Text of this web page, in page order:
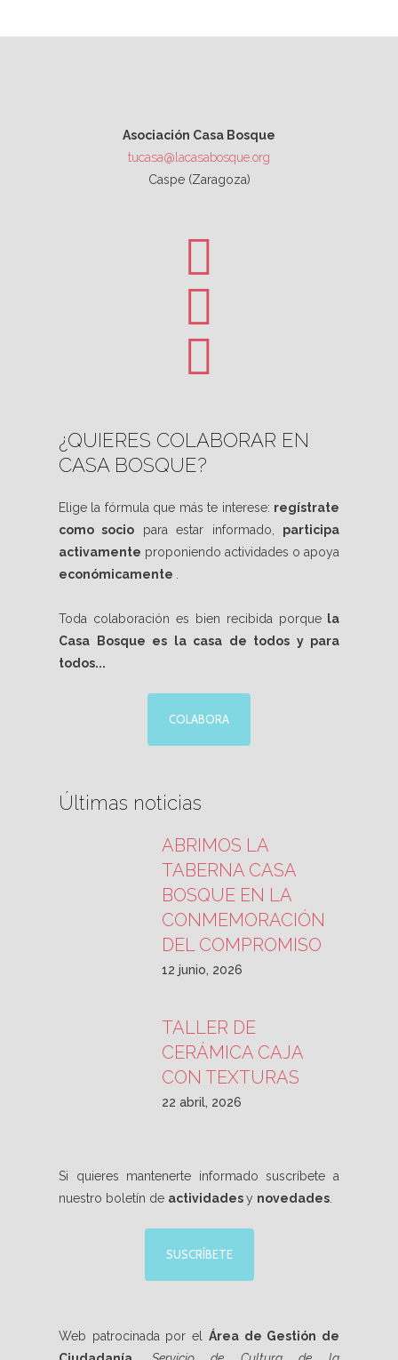
Asociación Casa Bosque
tucasa@lacasabosque.org
Caspe (Zaragoza)
¿QUIERES COLABORAR EN
CASA BOSQUE?
Elige la fórmula que más te interese: regístrate
como socio para estar informado, participa
activamente proponiendo actividades o apoya
económicamente
Toda colaboración es bien recibida porque la
Casa Bosque es la casa de todos y para
todos...
COLABORA
Últimas noticias
ABRIMOS LA
TABERNA CASA
BOSQUE EN LA
CONMEMORACIÓN
DEL COMPROMISO
12 junio, 2026
TALLER DE
CERÁMICA CAJA
CON TEXTURAS
22 abril, 2026
Si quieres mantenerte informado suscríbete a
nuestro boletín de actividadesy novedades
SUSCRÍBETE
Web patrocinada por el Área de Gestión de